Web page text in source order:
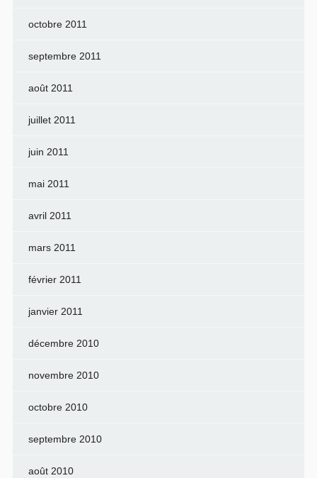
octobre 2011
septembre 2011
août 2011
juillet 2011
juin 2011
mai 2011
avril 2011
mars 2011
février 2011
janvier 2011
décembre 2010
novembre 2010
octobre 2010
septembre 2010
août 2010